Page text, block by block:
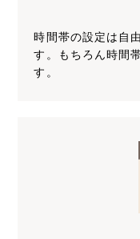
時間帯の設定は自
す。もちろん時間
す。